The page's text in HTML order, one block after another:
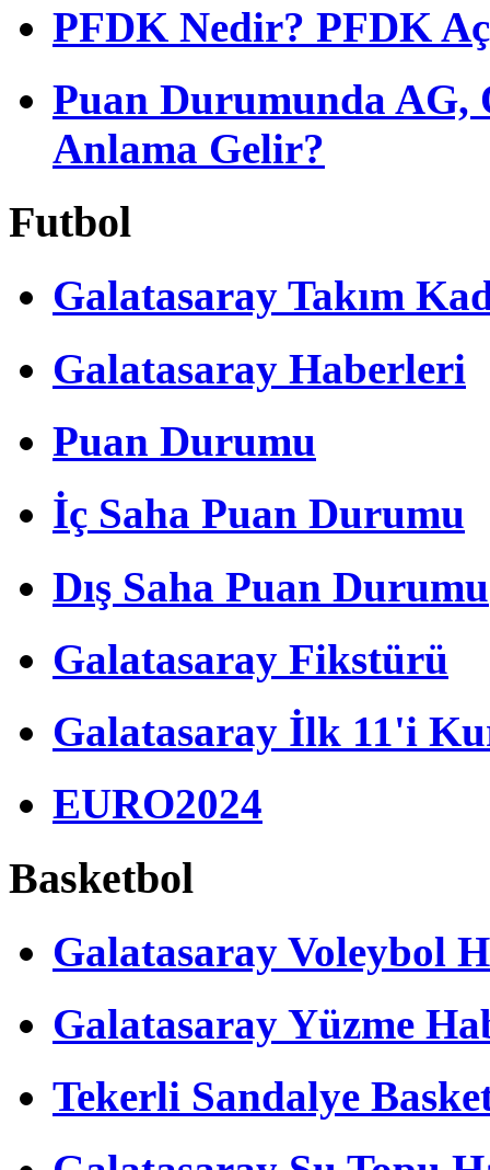
PFDK Nedir? PFDK
Puan Durumunda AG,
Anlama Gelir?
Futbol
Galatasaray Takım
Galatasaray Haberleri
Puan Durumu
İç Saha Puan Durumu
Dış Saha Puan Durumu
Galatasaray Fikstürü
Galatasaray İlk 11'i
EURO2024
Basketbol
Galatasaray Voleybol
Galatasaray Yüzme
Tekerli Sandalye